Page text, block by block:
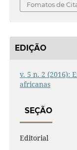
Fomatos de
EDIÇÃO
v. 5 n. 2 (2016):
africanas
SEÇÃO
Editorial